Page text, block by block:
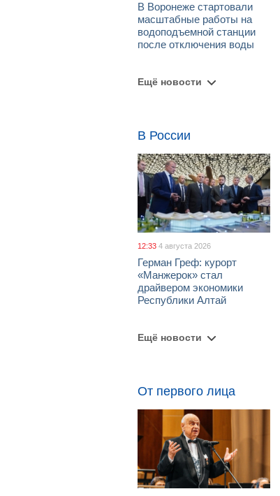
В Воронеже стартовали
масштабные работы на
водоподъемной станции
после отключения воды
Ещё новости
В России
12:33 4 августа 2026
Герман Греф: курорт
«Манжерок» стал
драйвером экономики
Республики Алтай
Ещё новости
От первого лица